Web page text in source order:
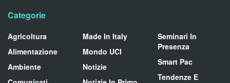
Categorie
Agricoltura
Alimentazione
Ambiente
Made In Italy
Mondo UCI
Notizie
Seminari In
Presenza
Smart Pac
Tendenze E